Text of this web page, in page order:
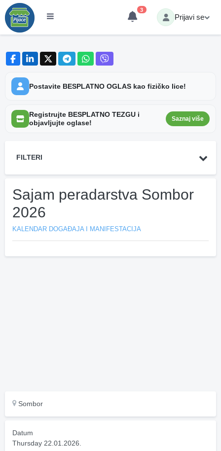
3
Prijavi se
Postavite BESPLATNO OGLAS kao fizičko lice!
Registrujte BESPLATNO TEZGU i
objavljujte oglase!
Saznaj više
FILTERI
Sajam peradarstva Sombor
2026
KALENDAR DOGAĐAJA I MANIFESTACIJA
Sombor
Datum
Thursday 22.01.2026.